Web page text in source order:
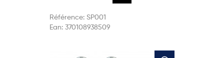
Référence: SP001
Ean: 370108938509